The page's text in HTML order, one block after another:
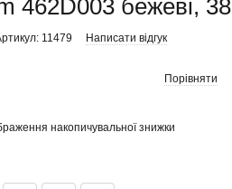
462D003 бежеві, 38
11479 Написати відгук
Порівняти
накопичувальної знижки